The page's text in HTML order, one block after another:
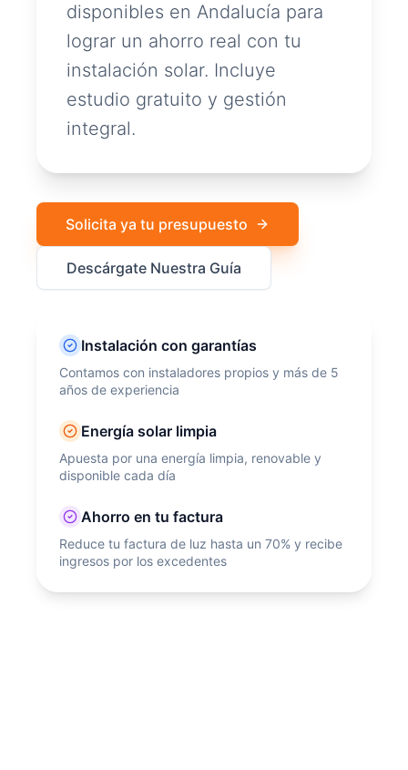
disponibles en Andalucía para
lograr un ahorro real con tu
instalación solar. Incluye
estudio gratuito y gestión
integral.
Solicita ya tu presupuesto
Descárgate Nuestra Guía
Instalación con garantías
Contamos con instaladores propios y más de 5
años de experiencia
Energía solar limpia
Apuesta por una energía limpia, renovable y
disponible cada día
Ahorro en tu factura
Reduce tu factura de luz hasta un 70% y recibe
ingresos por los excedentes